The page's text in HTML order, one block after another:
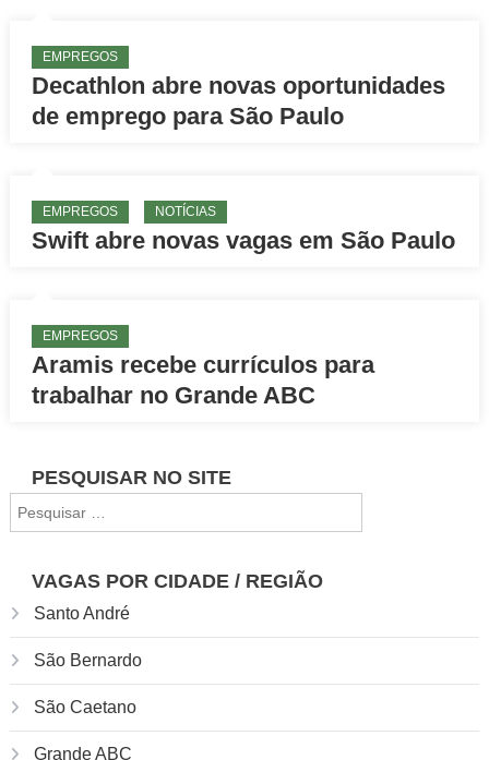
EMPREGOS
Decathlon abre novas oportunidades
de emprego para São Paulo
EMPREGOS NOTÍCIAS
Swift abre novas vagas em São Paulo
EMPREGOS
Aramis recebe currículos para
trabalhar no Grande ABC
PESQUISAR NO SITE
por:
VAGAS POR CIDADE / REGIÃO
Santo André
São Bernardo
São Caetano
Grande ABC